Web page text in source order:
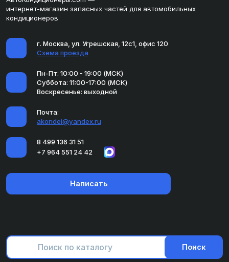
интернет-магазин запасных частей для автомобильных
кондиционеров
г. Москва, ул. Угрешская, 12с1, офис 120
Схема проезда
Пн-Пт: 10:00 - 19:00 (МСК)
Суббота: 11:00-17:00 (МСК)
Воскресенье: выходной
Почта:
akondei@yandex.ru
8 499 136 31 51
+7 964 551 24 42
Написать
Поиск